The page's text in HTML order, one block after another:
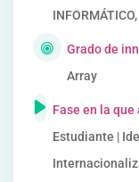
Grado de
Array
Fase en la que
Estudiante |